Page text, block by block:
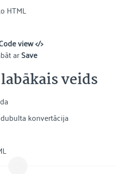
HTML
view </>
arSave
veids
konvertācija